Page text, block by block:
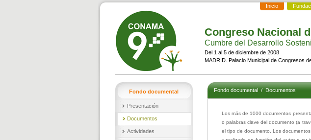
Inicio
Congreso Nacional
Cumbre del Desarrollo
Del 1 al 5 de diciembre de 2008
MADRID. Palacio Municipal de Congresos
Fondo documental
Presentación
Documentos
Actividades
Fondo documental/Documentos
Los más de 1000 documentos
o palabras clave del documento (a
el tipo de documento. Los